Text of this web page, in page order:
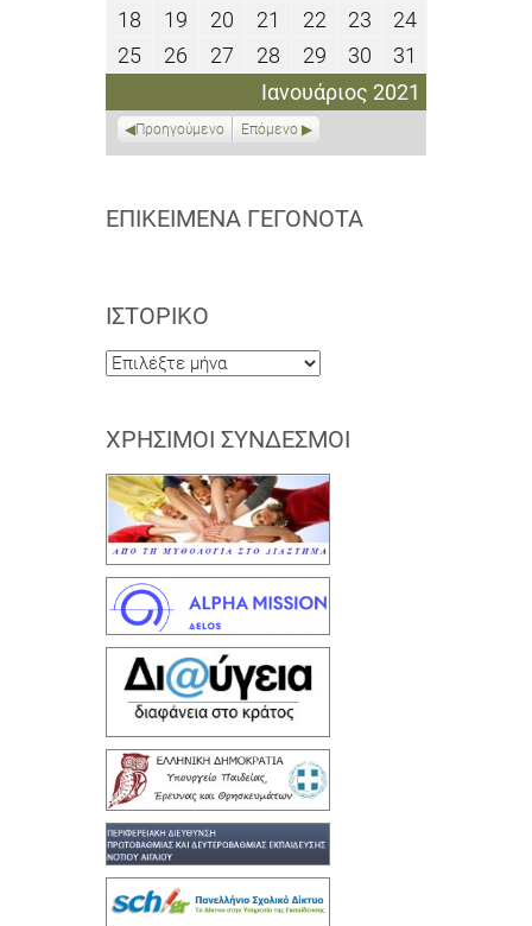
Ιανουάριος 2021
Ιανουαρίου
2021
Ιανουαρίου
2021
Ιανουαρίου
2021
Ιανουαρίου
2021
Ιανουαρίου
2021
Ιανουαρίου
20212021
18
Ιανουαρίου
2021
19
Ιανουαρίου
2021
20
Ιανουαρίου
2021
21
Ιανουαρίου
2021
2222
Ιανουαρίου
2021
2323
Ιανουαρίου
2021
2424
2021
2525
Ιανουαρίου
26
Ιανουαρίου
27
Ιανουαρίου
2021
28
Ιανουαρίου
2021
2929
Ιανουαρίου
2021
3030
Ιανουαρίου
2021
31
Ιανουαρίου
2021
Προηγούμενο Επόμενο
ΕΠΙΚΕΊΜΕΝΑ ΓΕΓΟΝΌΤΑ
ΙΣΤΟΡΙΚΌ
Ιστορικό
ΧΡΉΣΙΜΟΙ ΣΎΝΔΕΣΜΟΙ